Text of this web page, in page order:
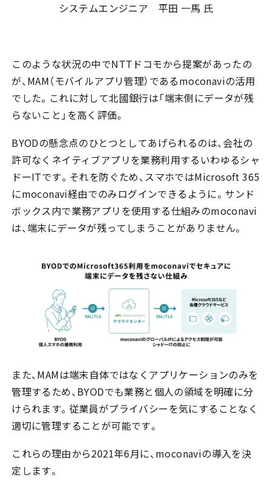
システムエンジニア 平田 一馬 氏
このような状況の中でNTTドコモから提案があったの
が、MAM（モバイルアプリ管理）であるmoconaviの活用
でした。これに対して北國銀行は「端末側にデータが残
らないこと」を高く評価。
BYODの懸念点のひとつとしてあげられるのは、会社の
許可なくネイティブアプリを業務利用するいわゆるシャ
ドーITです。それを防ぐため、スマホではMicrosoft 365
にmoconavi経由でのみログインできるように。サンド
ボックス内で業務アプリを使用する仕組みのmoconavi
は、端末にデータが残ってしまうことがありません。
また、MAMは端末自体ではなくアプリケーションのみを
管理するため、BYODでも業務と個人の領域を明確に分
けられます。従業員がプライバシーを気にすることなく
適切に管理することが可能です。
これらの理由から2021年6月に、moconaviの導入を決
定します。